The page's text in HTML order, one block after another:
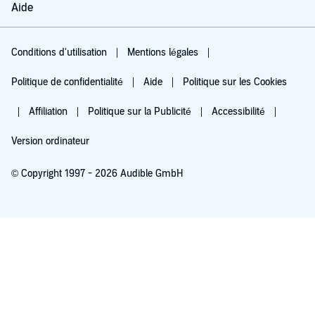
Aide
Conditions d'utilisation Mentions légales
Politique de confidentialité Aide Politique sur les Cookies
Affiliation Politique sur la Publicité Accessibilité
Version ordinateur
© Copyright 1997 - 2026 Audible GmbH